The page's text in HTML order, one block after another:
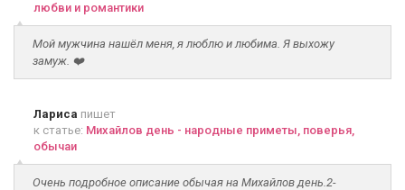
любви и романтики
Мой мужчина нашёл меня, я люблю и любима. Я выхожу
замуж. ❤️
Лариса пишет
к статье: Михайлов день - народные приметы, поверья,
обычаи
Очень подробное описание обычая на Михайлов день.2-